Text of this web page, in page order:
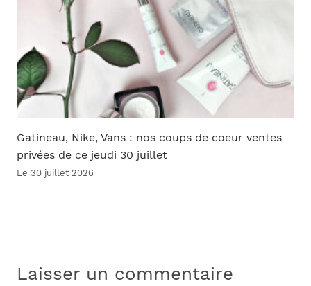
Gatineau, Nike, Vans : nos coups de coeur ventes
privées de ce jeudi 30 juillet
Le 30 juillet 2026
Laisser un commentaire